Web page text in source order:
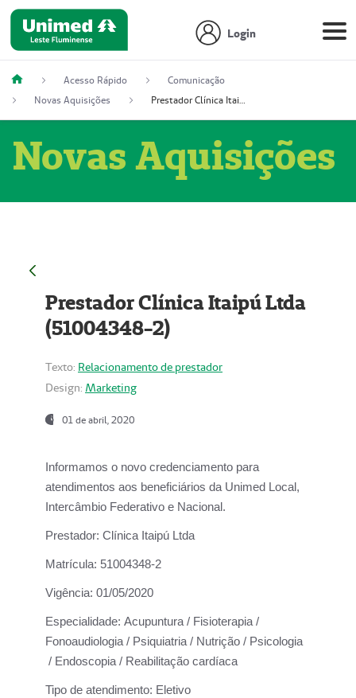
Login
Acesso Rápido
Comunicação
Novas Aquisições
Prestador Clínica Itaipú Ltda (51004348-2)
Novas Aquisições
Prestador Clínica Itaipú Ltda
(51004348-2)
Texto: Relacionamento de prestador
Design: Marketing
01 de abril, 2020
Informamos o novo credenciamento para
atendimentos aos beneficiários da Unimed Local,
Intercâmbio Federativo e Nacional.
Prestador: Clínica Itaipú Ltda
Matrícula: 51004348-2
Vigência: 01/05/2020
Especialidade: Acupuntura / Fisioterapia /
Fonoaudiologia / Psiquiatria / Nutrição / Psicologia
/ Endoscopia / Reabilitação cardíaca
Tipo de atendimento: Eletivo